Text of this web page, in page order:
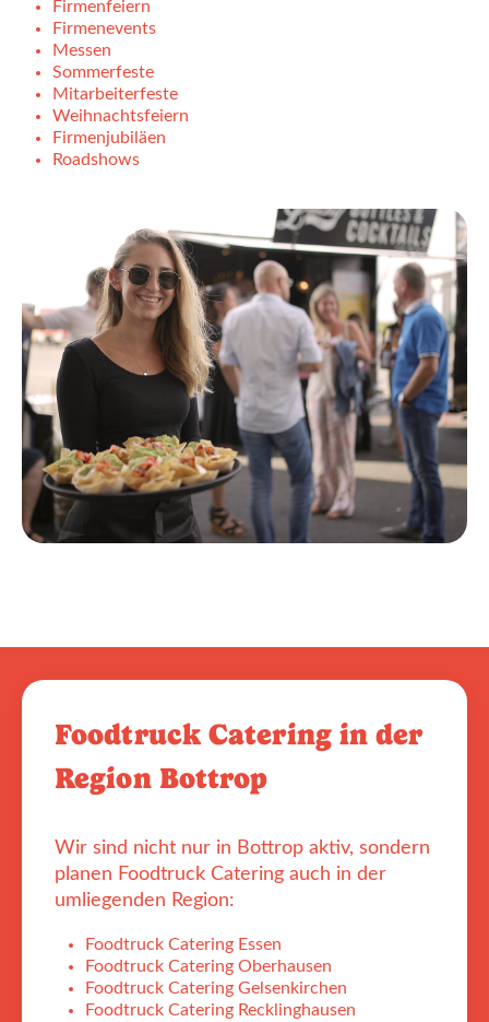
Firmenfeiern
Firmenevents
Messen
Sommerfeste
Mitarbeiterfeste
Weihnachtsfeiern
Firmenjubiläen
Roadshows
Foodtruck Catering in der
Region Bottrop
Wir sind nicht nur in Bottrop aktiv, sondern
planen Foodtruck Catering auch in der
umliegenden Region:
Foodtruck Catering Essen
Foodtruck Catering Oberhausen
Foodtruck Catering Gelsenkirchen
Foodtruck Catering Recklinghausen